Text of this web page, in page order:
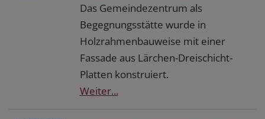
Das Gemeindezentrum als
Begegnungsstätte wurde in
Holzrahmenbauweise mit einer
Fassade aus Lärchen-Dreischicht-
Platten konstruiert.
Weiter...